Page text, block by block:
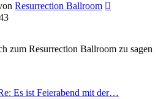
Resurrection Ballroom
zum Resurrection Ballroom zu sagen
Es ist Feierabend mit der…